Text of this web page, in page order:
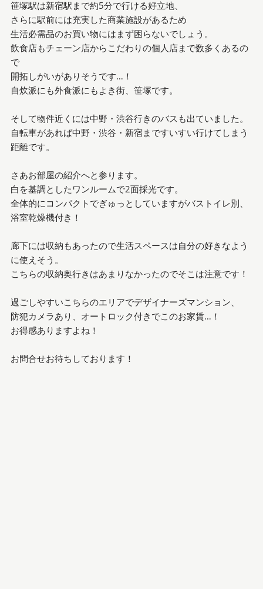
笹塚駅は新宿駅まで約5分で行ける好立地、
さらに駅前には充実した商業施設があるため
生活必需品のお買い物にはまず困らないでしょう。
飲食店もチェーン店からこだわりの個人店まで数多くあるの
で
開拓しがいがありそうです…！
自炊派にも外食派にもよき街、笹塚です。
そして物件近くには中野・渋谷行きのバスも出ていました。
自転車があれば中野・渋谷・新宿まですいすい行けてしまう
距離です。
さあお部屋の紹介へと参ります。
白を基調としたワンルームで2面採光です。
全体的にコンパクトでぎゅっとしていますがバストイレ別、
浴室乾燥機付き！
廊下には収納もあったので生活スペースは自分の好きなよう
に使えそう。
こちらの収納奥行きはあまりなかったのでそこは注意です！
過ごしやすいこちらのエリアでデザイナーズマンション、
防犯カメラあり、オートロック付きでこのお家賃…！
お得感ありますよね！
お問合せお待ちしております！